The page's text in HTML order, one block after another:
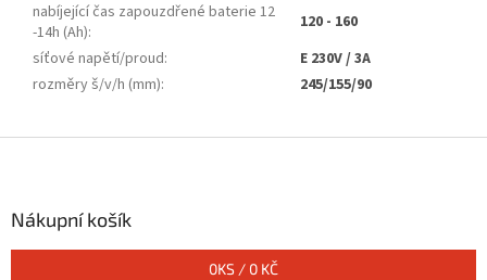
nabíjející čas zapouzdřené baterie 12
-14h (Ah):
120 - 160
síťové napětí/proud:
E 230V / 3A
rozměry š/v/h (mm): 245/155/90
Nákupní košík
0KS / 0 KČ